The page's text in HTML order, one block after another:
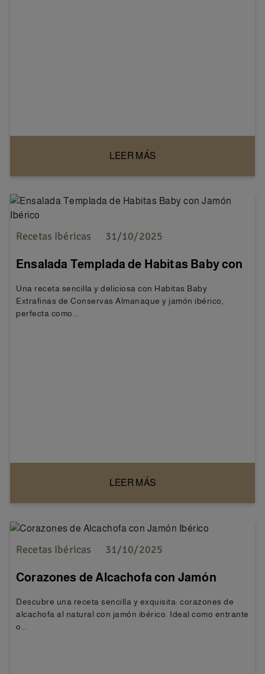
LEER MÁS
Recetas Ibéricas 31/10/2025
Ensalada Templada de Habitas Baby con
Una receta sencilla y deliciosa con Habitas Baby
Extrafinas de Conservas Almanaque y jamón ibérico,
perfecta como...
LEER MÁS
Recetas Ibéricas 31/10/2025
Corazones de Alcachofa con Jamón
Descubre una receta sencilla y exquisita: corazones de
alcachofa al natural con jamón ibérico. Ideal como entrante
o...